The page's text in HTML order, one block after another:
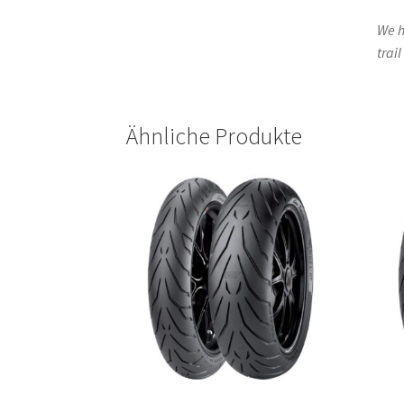
We
trail
Ähnliche Produkte